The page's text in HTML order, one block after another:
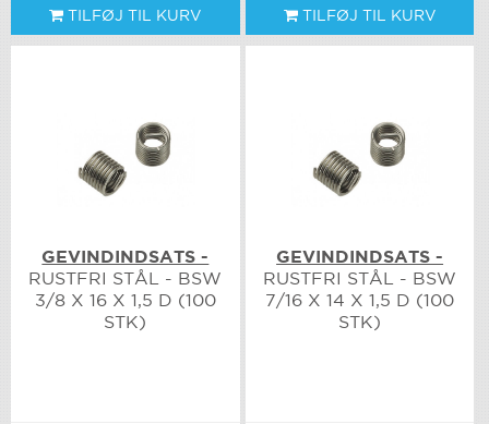
TILFØJ TIL KURV TILFØJ TIL KURV
GEVINDINDSATS -
RUSTFRI STÅL - BSW
3/8 X 16 X 1,5 D (100
STK)
GEVINDINDSATS -
RUSTFRI STÅL - BSW
7/16 X 14 X 1,5 D (100
STK)